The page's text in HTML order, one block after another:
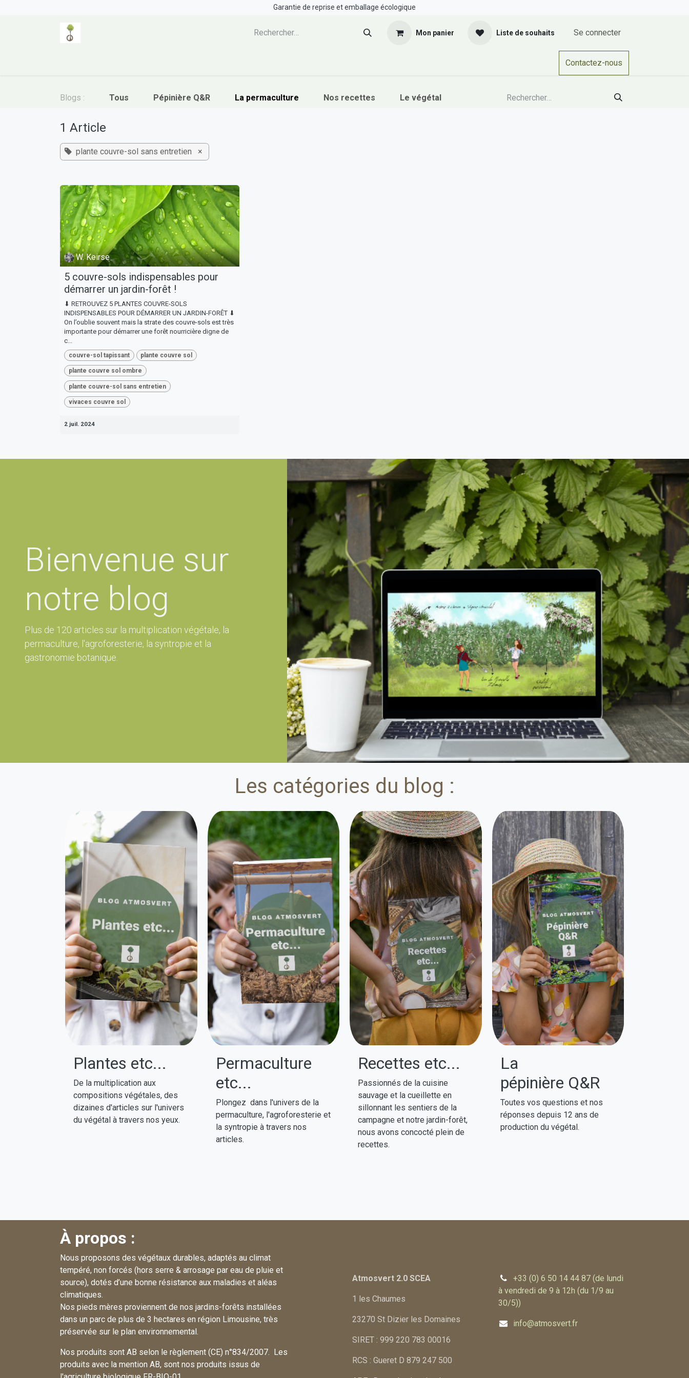
Garantie de reprise et emballage écologique
Mon panier Liste de souhaits Se connecter
Cours
Contactez-nous
Blogs : Tous Pépinière Q&R La permaculture Nos recettes Le végétal
1 Article
plante couvre-sol sans entretien ×
W. Keirse
5 couvre-sols indispensables pour
démarrer un jardin-forêt !
⬇︎ RETROUVEZ 5 PLANTES COUVRE-SOLS
INDISPENSABLES POUR DÉMARRER UN JARDIN-FORÊT ⬇︎
On l’oublie souvent mais la strate des couvre-sols est très
importante pour démarrer une forêt nourricière digne de
c...
couvre-sol tapissant plante couvre sol
plante couvre sol ombre
plante couvre-sol sans entretien
vivaces couvre sol
2 juil. 2024
Bienvenue sur
notre blog
Plus de 120 articles sur la multiplication végétale, la
permaculture, l'agroforesterie, la syntropie et la
gastronomie botanique.
Les catégories du blog :
Plantes etc...
De la multiplication aux
compositions végétales, des
dizaines d'articles sur l'univers
du végétal à travers nos yeux.
Recettes etc...
Passionnés de la cuisine
sauvage et la cueillette en
sillonnant les sentiers de la
campagne et notre jardin-forêt,
nous avons concocté plein de
recettes.
La
pépinière Q&R
Toutes vos questions et nos
réponses depuis 12 ans de
production du végétal.
Permaculture
etc...
Plongez dans l'univers de la
permaculture, l'agroforesterie et
la syntropie à travers nos
articles.
À propos :
Nous proposons des végétaux durables, adaptés au climat
tempéré, non forcés (hors serre & arrosage par eau de pluie et
source), dotés d’une bonne résistance aux maladies et aléas
climatiques.
Nos pieds mères proviennent de nos jardins-forêts installées
dans un parc de plus de 3 hectares en région Limousine, très
préservée sur le plan environnemental.
Nos produits sont AB selon le règlement (CE) n°834/2007. Les
produits avec la mention AB, sont nos produits issus de
Atmosvert 2.0 SCEA
1 les Chaumes
23270 St Dizier les Domaines
SIRET : 999 220 783 00016
RCS : Gueret D 879 247 500
+33 (0) 6 50 14 44 87 (de lundi
à vendredi de 9 à 12h (du 1/9 au
30/5))
info@atmosvert.fr